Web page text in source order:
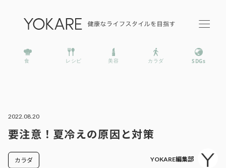
2022.08.20
要注意！夏冷えの原因と対策
カラダ YOKARE編集部